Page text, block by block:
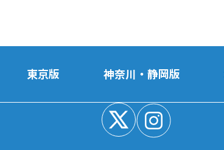
東京版 神奈川・静岡版